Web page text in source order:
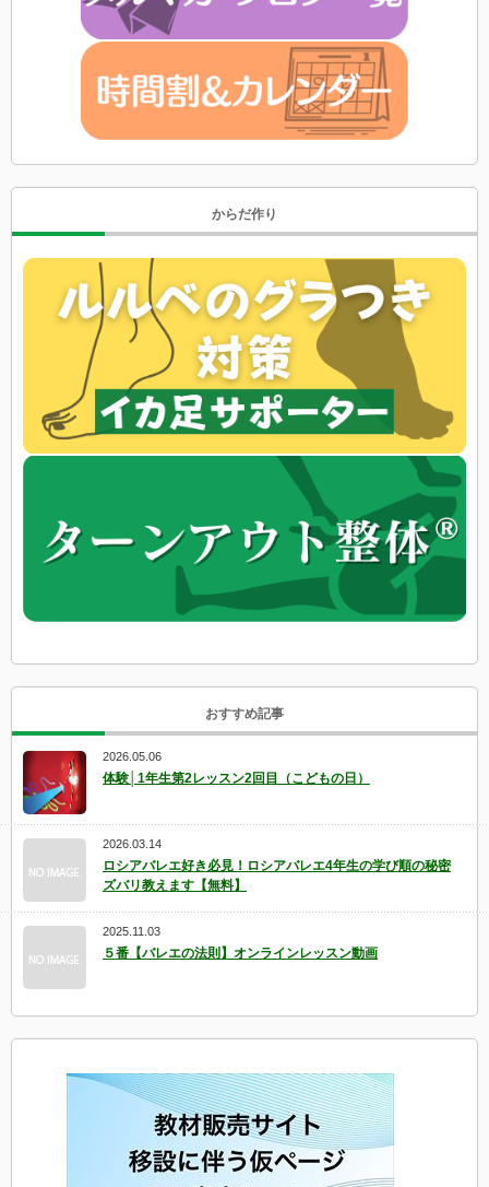
からだ作り
おすすめ記事
2026.05.06
体験│1年生第2レッスン2回目（こどもの日）
2026.03.14
ロシアバレエ好き必見！ロシアバレエ4年生の学び順の秘密
ズバリ教えます【無料】
2025.11.03
５番【バレエの法則】オンラインレッスン動画